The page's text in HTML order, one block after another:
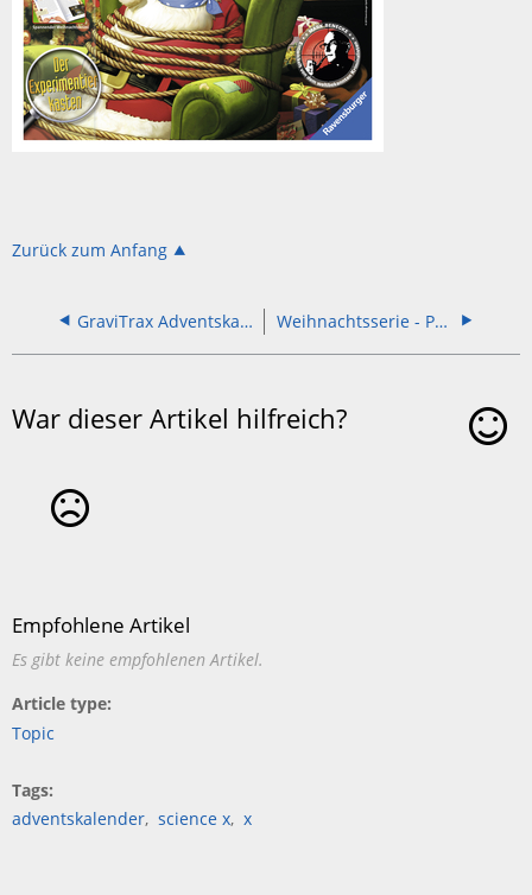
Zurück zum Anfang
GraviTrax Adventskalender Weihnachtsserie - Puzzles
War dieser Artikel hilfreich?
Empfohlene Artikel
Es gibt keine empfohlenen Artikel.
Article type
Topic
Tags
adventskalender science x x